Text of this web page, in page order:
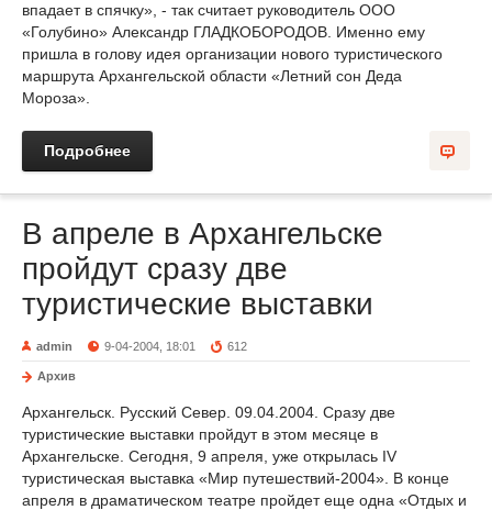
впадает в спячку», - так считает руководитель ООО
«Голубино» Александр ГЛАДКОБОРОДОВ. Именно ему
пришла в голову идея организации нового туристического
маршрута Архангельской области «Летний сон Деда
Мороза».
Подробнее
В апреле в Архангельске
пройдут сразу две
туристические выставки
admin 9-04-2004, 18:01 612
Архив
Архангельск. Русский Север. 09.04.2004. Сразу две
туристические выставки пройдут в этом месяце в
Архангельске. Сегодня, 9 апреля, уже открылась IV
туристическая выставка «Мир путешествий-2004». В конце
апреля в драматическом театре пройдет еще одна «Отдых и